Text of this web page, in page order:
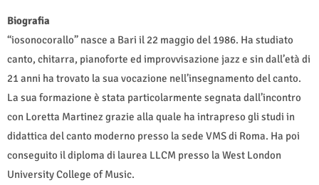
Biografia
“iosonocorallo” nasce a Bari il 22 maggio del 1986. Ha studiato
canto, chitarra, pianoforte ed improvvisazione jazz e sin dall’età di
21 anni ha trovato la sua vocazione nell’insegnamento del canto.
La sua formazione è stata particolarmente segnata dall’incontro
con Loretta Martinez grazie alla quale ha intrapreso gli studi in
didattica del canto moderno presso la sede VMS di Roma. Ha poi
conseguito il diploma di laurea LLCM presso la West London
University College of Music.